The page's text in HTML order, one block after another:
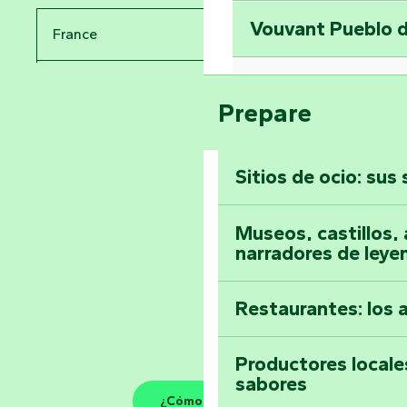
Suba a lo alto de
Vouvant Pueblo
Toda la agenda
Prepare
Sitios de ocio: sus
Museos, castillos,
narradores de
Restaurantes: los
Productores
sabores
France
¿Cómo llegar?